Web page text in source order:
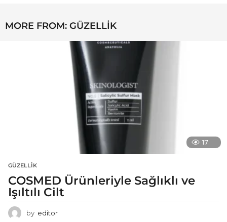
MORE FROM: GÜZELLIK
17
GÜZELLIK
COSMED Ürünleriyle Sağlıklı ve
Işıltılı Cilt
by editor